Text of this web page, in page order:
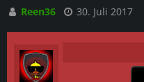
Reen36 30. Juli 2017